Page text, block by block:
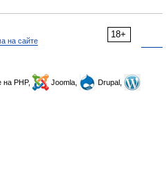
18+
на сайте
на PHP, Joomla,
Drupal,